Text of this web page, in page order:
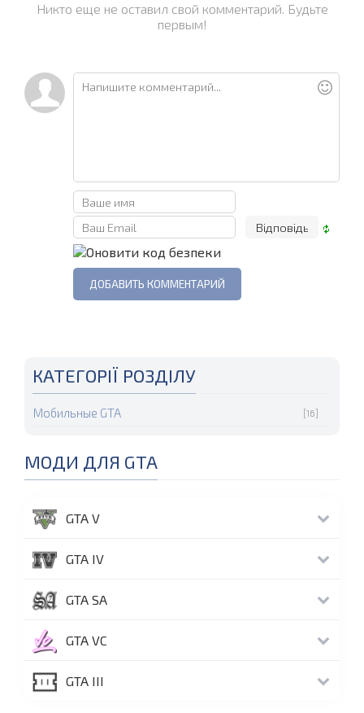
Никто еще не оставил свой комментарий. Будьте
первым!
КАТЕГОРІЇ РОЗДІЛУ
Мобильные GTA [16]
МОДИ ДЛЯ GTA
GTA V
GTA IV
GTA SA
GTA VC
GTA III